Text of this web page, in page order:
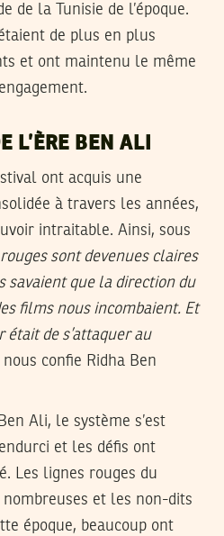
de la Tunisie de l’époque.
de plus en plus
et ont maintenu le même
L’ÈRE BEN ALI
ont acquis une
à travers les années,
intraitable. Ainsi, sous
sont devenues claires
savaient que la direction du
films nous incombaient. Et
de s’attaquer au
confie Ridha Ben
Ali, le système s’est
et les défis ont
Les lignes rouges du
et les non-dits
époque, beaucoup ont